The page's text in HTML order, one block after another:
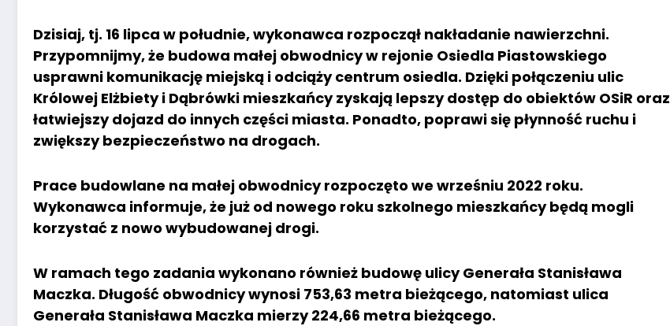
Dzisiaj, tj. 16 lipca w południe, wykonawca rozpoczął nakładanie nawierzchni.
Przypomnijmy, że budowa małej obwodnicy w rejonie Osiedla Piastowskiego
usprawni komunikację miejską i odciąży centrum osiedla. Dzięki połączeniu ulic
Królowej Elżbiety i Dąbrówki mieszkańcy zyskają lepszy dostęp do obiektów OSiR oraz
łatwiejszy dojazd do innych części miasta. Ponadto, poprawi się płynność ruchu i
zwiększy bezpieczeństwo na drogach.
Prace budowlane na małej obwodnicy rozpoczęto we wrześniu 2022 roku.
Wykonawca informuje, że już od nowego roku szkolnego mieszkańcy będą mogli
korzystać z nowo wybudowanej drogi.
W ramach tego zadania wykonano również budowę ulicy Generała Stanisława
Maczka. Długość obwodnicy wynosi 753,63 metra bieżącego, natomiast ulica
Generała Stanisława Maczka mierzy 224,66 metra bieżącego.